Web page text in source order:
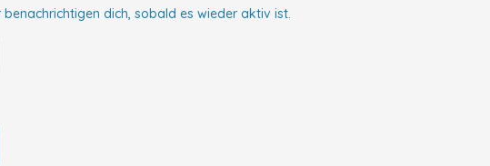
dich, sobald es wieder aktiv ist.